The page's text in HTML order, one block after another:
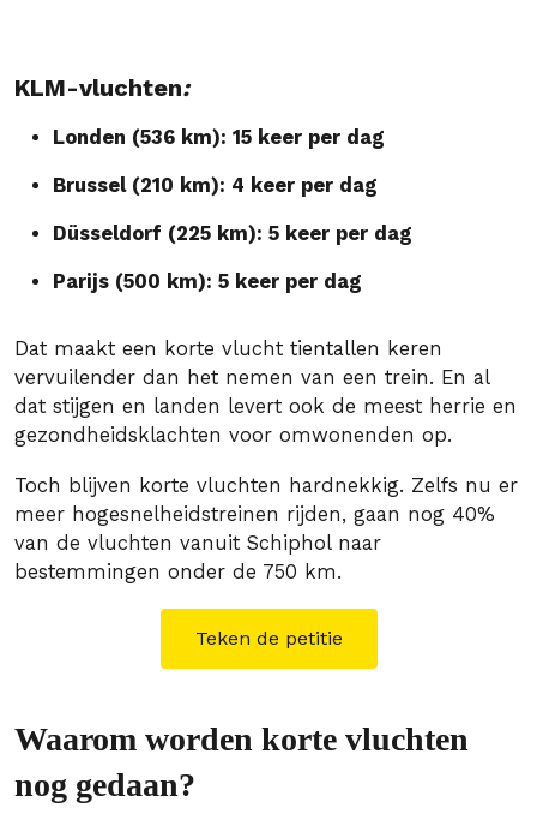
KLM-vluchten:
Londen (536 km): 15 keer per dag
Brussel (210 km): 4 keer per dag
Düsseldorf (225 km): 5 keer per dag
Parijs (500 km): 5 keer per dag
Dat maakt een korte vlucht tientallen keren
vervuilender dan het nemen van een trein. En al
dat stijgen en landen levert ook de meest herrie en
gezondheidsklachten voor omwonenden op.
Toch blijven korte vluchten hardnekkig. Zelfs nu er
meer hogesnelheidstreinen rijden, gaan nog 40%
van de vluchten vanuit Schiphol naar
bestemmingen onder de 750 km.
Teken de petitie
Waarom worden korte vluchten
nog gedaan?